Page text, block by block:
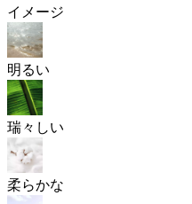
イメージ
明るい
瑞々しい
柔らかな